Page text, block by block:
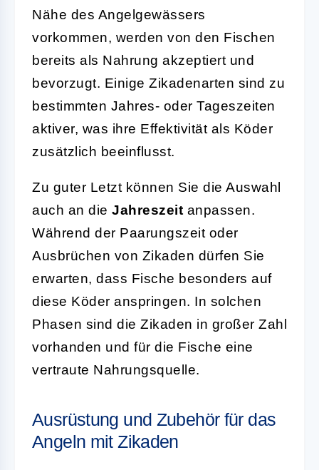
Nähe des Angelgewässers
vorkommen, werden von den Fischen
bereits als Nahrung akzeptiert und
bevorzugt. Einige Zikadenarten sind zu
bestimmten Jahres- oder Tageszeiten
aktiver, was ihre Effektivität als Köder
zusätzlich beeinflusst.
Zu guter Letzt können Sie die Auswahl
auch an die Jahreszeit anpassen.
Während der Paarungszeit oder
Ausbrüchen von Zikaden dürfen Sie
erwarten, dass Fische besonders auf
diese Köder anspringen. In solchen
Phasen sind die Zikaden in großer Zahl
vorhanden und für die Fische eine
vertraute Nahrungsquelle.
Ausrüstung und Zubehör für das
Angeln mit Zikaden